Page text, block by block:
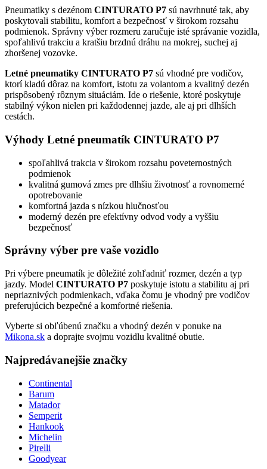
Pneumatiky s dezénom CINTURATO P7 sú navrhnuté tak, aby
poskytovali stabilitu, komfort a bezpečnosť v širokom rozsahu
podmienok. Správny výber rozmeru zaručuje isté správanie vozidla,
spoľahlivú trakciu a kratšiu brzdnú dráhu na mokrej, suchej aj
zhoršenej vozovke.
Letné pneumatiky CINTURATO P7 sú vhodné pre vodičov,
ktorí kladú dôraz na komfort, istotu za volantom a kvalitný dezén
prispôsobený rôznym situáciám. Ide o riešenie, ktoré poskytuje
stabilný výkon nielen pri každodennej jazde, ale aj pri dlhších
cestách.
Výhody Letné pneumatík CINTURATO P7
spoľahlivá trakcia v širokom rozsahu poveternostných
podmienok
kvalitná gumová zmes pre dlhšiu životnosť a rovnomerné
opotrebovanie
komfortná jazda s nízkou hlučnosťou
moderný dezén pre efektívny odvod vody a vyššiu
bezpečnosť
Správny výber pre vaše vozidlo
Pri výbere pneumatík je dôležité zohľadniť rozmer, dezén a typ
jazdy. Model CINTURATO P7 poskytuje istotu a stabilitu aj pri
nepriaznivých podmienkach, vďaka čomu je vhodný pre vodičov
preferujúcich bezpečné a komfortné riešenia.
Vyberte si obľúbenú značku a vhodný dezén v ponuke na
Mikona.sk a doprajte svojmu vozidlu kvalitné obutie.
Najpredávanejšie značky
Continental
Barum
Matador
Semperit
Hankook
Michelin
Pirelli
Goodyear